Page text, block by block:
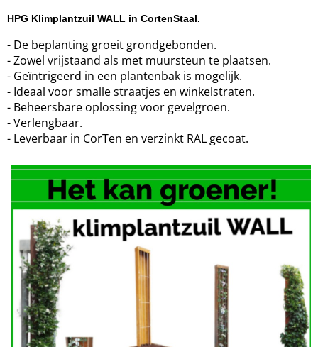
HPG Klimplantzuil WALL in CortenStaal.
- De beplanting groeit grondgebonden.
- Zowel vrijstaand als met muursteun te plaatsen.
- Geïntrigeerd in een plantenbak is mogelijk.
- Ideaal voor smalle straatjes en winkelstraten.
- Beheersbare oplossing voor gevelgroen.
- Verlengbaar.
- Leverbaar in CorTen en verzinkt RAL gecoat.